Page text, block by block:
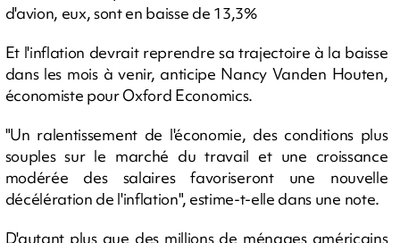
d'avion, eux, sont en baisse de 13,3%
Et l'inflation devrait reprendre sa trajectoire à la baisse
dans les mois à venir, anticipe Nancy Vanden Houten,
économiste pour Oxford Economics.
"Un ralentissement de l'économie, des conditions plus
souples sur le marché du travail et une croissance
modérée des salaires favoriseront une nouvelle
décélération de l'inflation", estime-t-elle dans une note.
D'autant plus que des millions de ménages américains